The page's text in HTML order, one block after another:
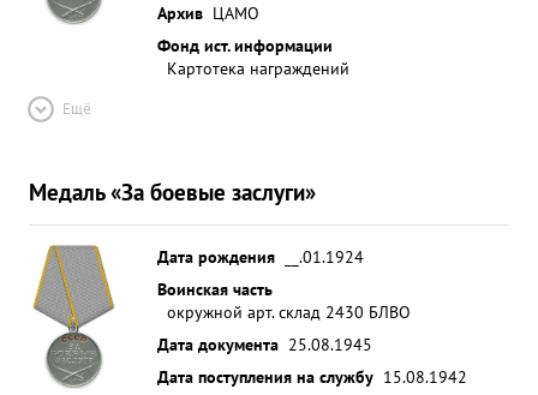
Архив ЦАМО
Фонд ист. информации
Картотека награждений
Ещё
Медаль «За боевые заслуги»
Дата рождения
__.01.1924
Воинская часть
окружной арт. склад 2430 БЛВО
Дата документа 25.08.1945
Дата поступления на службу 15.08.1942